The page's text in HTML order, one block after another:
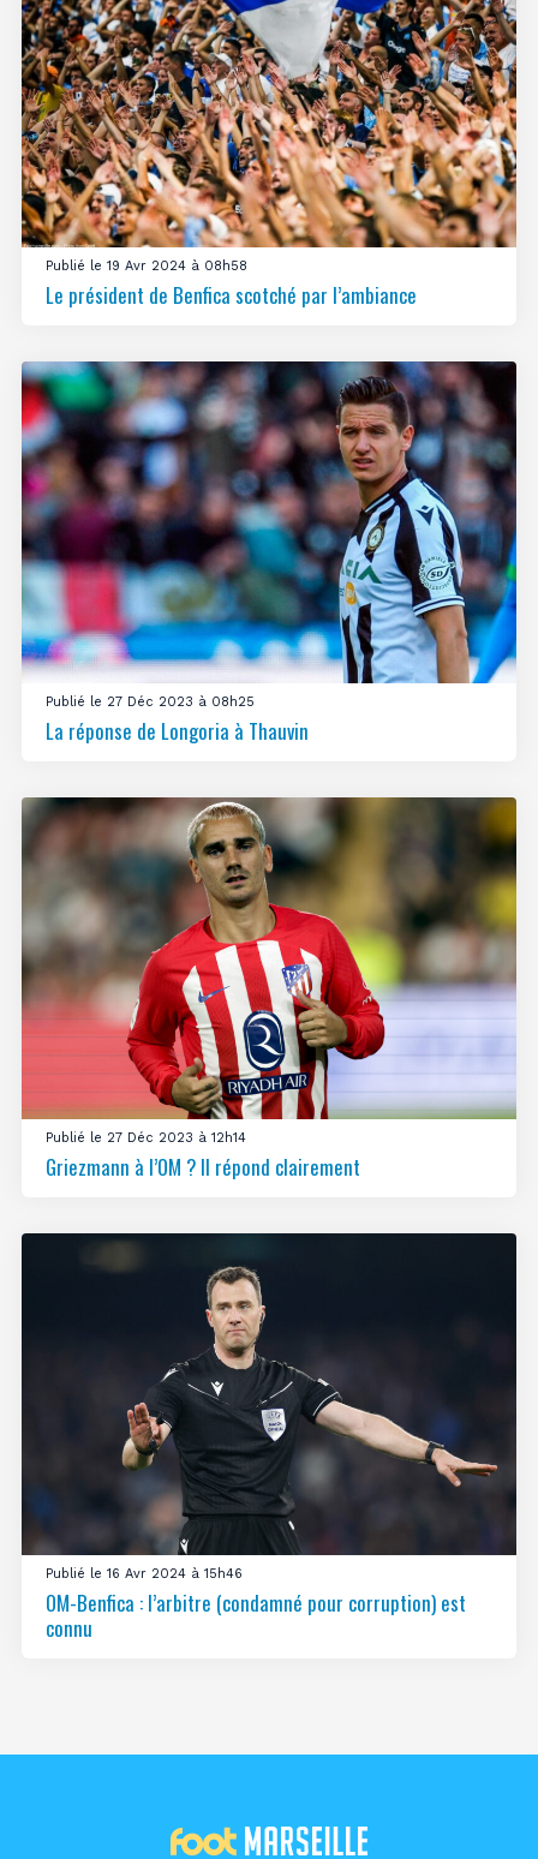
Publié le 19 Avr 2024 à 08h58
Le président de Benfica scotché par l’ambiance
Publié le 27 Déc 2023 à 08h25
La réponse de Longoria à Thauvin
Publié le 27 Déc 2023 à 12h14
Griezmann à l’OM ? Il répond clairement
Publié le 16 Avr 2024 à 15h46
OM-Benfica : l’arbitre (condamné pour corruption) est
connu